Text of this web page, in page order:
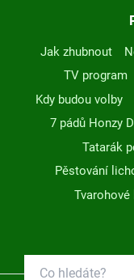
Jak zhubnout
TV program
Kdy budou volby
7 pádů Honzy
Tatarák
Pěstování
Tvarohové